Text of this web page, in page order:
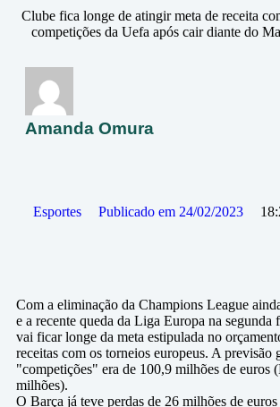
Clube fica longe de atingir meta de receita
competições da Uefa após cair diante do
Amanda Omura
Esportes Publicado em 24/02/2023
Com a eliminação da Champions League
e a recente queda da Liga Europa na segunda
vai ficar longe da meta estipulada no
receitas com os torneios europeus. A previsão
"competições" era de 100,9 milhões de euros
milhões).
O Barça já teve perdas de 26 milhões de